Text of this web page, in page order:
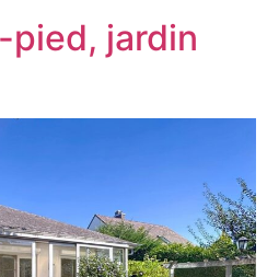
pied, jardin